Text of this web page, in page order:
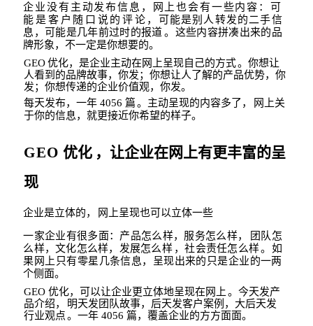
企业没有主动发布信息，网上也会有一些内容：可
能是客户随口说的评论 ，可能是别人转发的二手信
息，可能是几年前过时的报道。这些内容拼凑出来的品
牌形象，不一定是你想要的。
GEO 优化，是企业主动在网上呈现自己的方式。你想让
人看到的品牌故事，你发；你想让人了解的产品优势，你
发；你想传递的企业价值观，你发。
每天发布，一年 4056篇 。主动呈现的内容多了，
网上关
于你的信息，就更接近你希望的样子。
GEO 优化 ，让企业在网上有更丰富的呈
现
企业是立体的， 网上呈现也可以立体一些
一家企业有很多面：产品怎么样，服务怎么样，
团队怎
么样，文化怎么样，发展怎么样 ，社会责任怎么样。如
果网上只有零星几条信息，呈现出来的只是企业的一两
个侧 面。
GEO 优化，可以让企业更立体地呈现在网上 。今天发产
品介绍，
明天发团队故事，后天发客户案例，大后天发
行业观点 。一年 4056篇，覆盖企业的方方面面。